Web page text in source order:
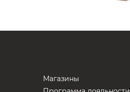
Магазины